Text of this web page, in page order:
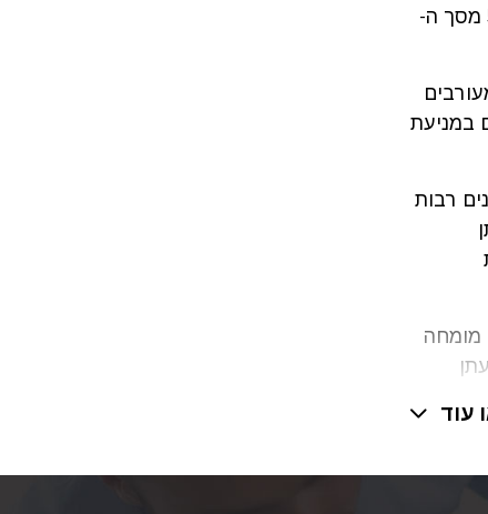
לכל אחת ואחד מאיתנו יש 2 עותקים של הכרומוזום והוא מייצג בין כ-5% מסך ה-
כאשר כ-8% מהגנים מעורבים
רבות
מומחה
בכרומוזום 8 והשפעתן
על
עוד